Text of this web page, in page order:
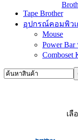
Tape Brother
อุปกรณ์คอมพิวเ
Mouse
Power
Comboset
เลื